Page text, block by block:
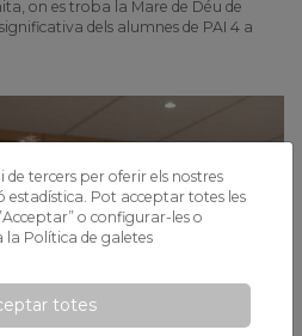
on es troba la Mare de Déu de
dels alumnes de PAI 4 a
tercers per oferir els nostres
estadística. Pot acceptar totes les
o configurar-les o
la Política de galetes
totes